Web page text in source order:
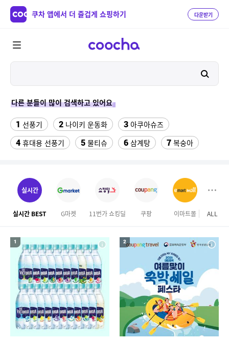
쿠차 앱에서 더 즐겁게 쇼핑하기 다운받기
다른 분들이 많이 검색하고 있어요
1 선풍기 2 나이키 운동화 3 아쿠아슈즈
4 휴대용 선풍기 5 물티슈 6 삼계탕 7 복숭아
11 수향미쌀10kg특등급
13 대용량 바디로션
15 달바 세럼 160 16 용산 나인트리
크로커다일 레이디 바다낚시대찌
19 3m 슈퍼그립 핫 옥션
ALL
실시간
실시간 BEST G마켓 11번가 쇼킹딜 쿠팡 이마트몰
1 2